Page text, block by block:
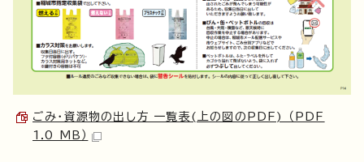
ごみ・資源物の出し方 一覧表(上の図のPDF) （PDF
1.0 MB）